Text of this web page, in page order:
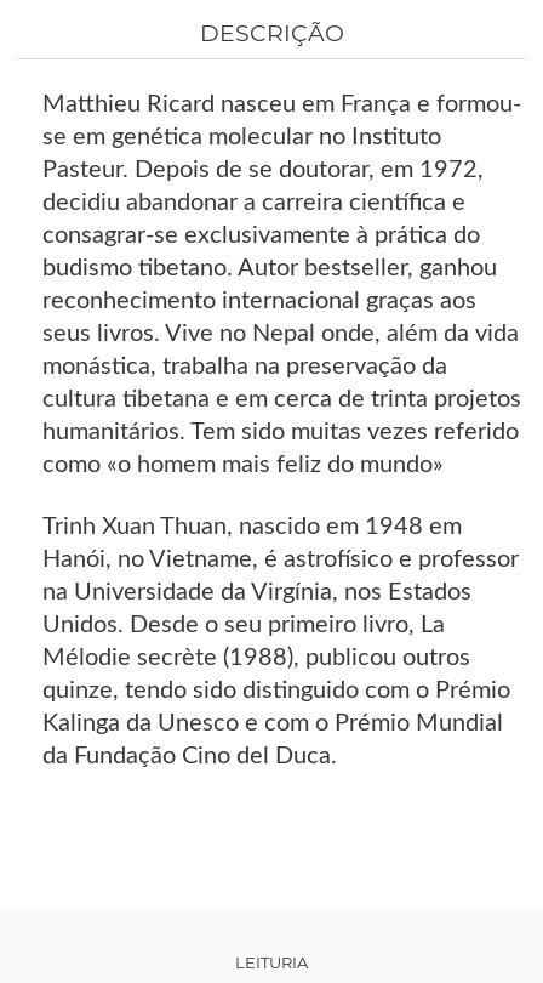
DESCRIÇÃO
Matthieu Ricard nasceu em França e formou-
se em genética molecular no Instituto
Pasteur. Depois de se doutorar, em 1972,
decidiu abandonar a carreira científica e
consagrar-se exclusivamente à prática do
budismo tibetano. Autor bestseller, ganhou
reconhecimento internacional graças aos
seus livros. Vive no Nepal onde, além da vida
monástica, trabalha na preservação da
cultura tibetana e em cerca de trinta projetos
humanitários. Tem sido muitas vezes referido
como «o homem mais feliz do mundo»
Trinh Xuan Thuan, nascido em 1948 em
Hanói, no Vietname, é astrofísico e professor
na Universidade da Virgínia, nos Estados
Unidos. Desde o seu primeiro livro, La
Mélodie secrète (1988), publicou outros
quinze, tendo sido distinguido com o Prémio
Kalinga da Unesco e com o Prémio Mundial
da Fundação Cino del Duca.
LEITURIA